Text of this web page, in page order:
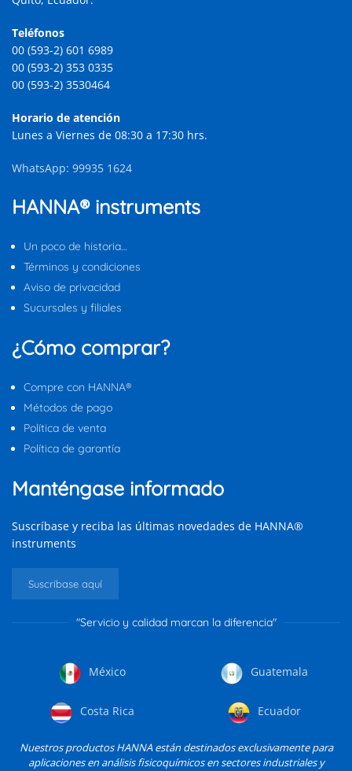
Teléfonos
00 (593-2) 601 6989
00 (593-2) 353 0335
00 (593-2) 3530464
Horario de atención
Lunes a Viernes de 08:30 a 17:30 hrs.
WhatsApp: 99935 1624
HANNA® instruments
Un poco de historia…
Términos y condiciones
Aviso de privacidad
Sucursales y filiales
¿Cómo comprar?
Compre con HANNA®
Métodos de pago
Política de venta
Política de garantía
Manténgase informado
Suscríbase y reciba las últimas novedades de HANNA®
instruments
Suscríbase aquí
"Servicio y calidad marcan la diferencia"
México Guatemala
Costa Rica Ecuador
Nuestros productos HANNA están destinados exclusivamente para
aplicaciones en análisis fisicoquímicos en sectores industriales y